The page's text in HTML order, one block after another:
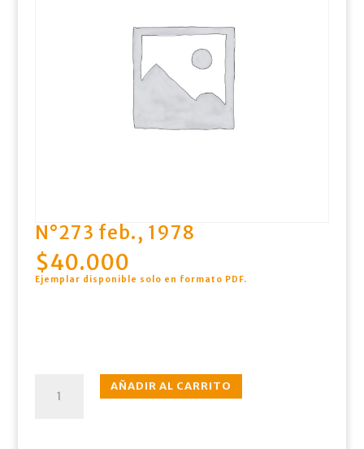
N°273 feb., 1978
$40.000
Ejemplar disponible solo en formato PDF.
feb.,
AÑADIR AL CARRITO